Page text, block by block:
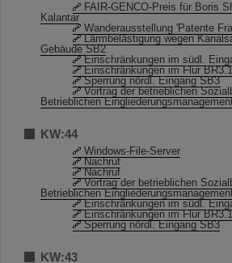
FAIR-GENCO-Preis für Boris
Kalantar
Wanderausstellung 'Patente
Lärmbelästigung wegen
Gebäude SB2
Einschränkungen im südl.
Einschränkungen im Flur
Sperrung nördl. Eingang SB3
Vortrag der betrieblichen
Betrieblichen
KW:44
Windows-File-Server
Nachruf
Nachruf
Vortrag der betrieblichen
Betrieblichen
Einschränkungen im südl.
Einschränkungen im Flur
Sperrung nördl. Eingang SB3
KW:43